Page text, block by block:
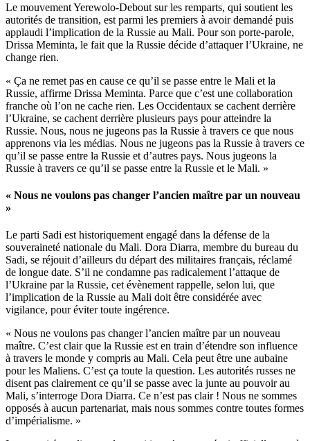
à
l’attaque
russe
en
Le mouvement Yerewolo-Debout sur les remparts, qui soutient les
autorités de transition, est parmi les premiers à avoir demandé puis
applaudi l’implication de la Russie au Mali. Pour son porte-parole,
Drissa Meminta, le fait que la Russie décide d’attaquer l’Ukraine, ne
change rien.
« Ça ne remet pas en cause ce qu’il se passe entre le Mali et la
Russie, affirme Drissa Meminta. Parce que c’est une collaboration
franche où l’on ne cache rien. Les Occidentaux se cachent derrière
l’Ukraine, se cachent derrière plusieurs pays pour atteindre la
Russie. Nous, nous ne jugeons pas la Russie à travers ce que nous
apprenons via les médias. Nous ne jugeons pas la Russie à travers ce
qu’il se passe entre la Russie et d’autres pays. Nous jugeons la
Russie à travers ce qu’il se passe entre la Russie et le Mali. »
« Nous ne voulons pas changer l’ancien maître par un nouveau
»
Le parti Sadi est historiquement engagé dans la défense de la
souveraineté nationale du Mali. Dora Diarra, membre du bureau du
Sadi, se réjouit d’ailleurs du départ des militaires français, réclamé
de longue date. S’il ne condamne pas radicalement l’attaque de
l’Ukraine par la Russie, cet évènement rappelle, selon lui, que
l’implication de la Russie au Mali doit être considérée avec
vigilance, pour éviter toute ingérence.
« Nous ne voulons pas changer l’ancien maître par un nouveau
maître. C’est clair que la Russie est en train d’étendre son influence
à travers le monde y compris au Mali. Cela peut être une aubaine
pour les Maliens. C’est ça toute la question. Les autorités russes ne
disent pas clairement ce qu’il se passe avec la junte au pouvoir au
Mali, s’interroge Dora Diarra. Ce n’est pas clair ! Nous ne sommes
opposés à aucun partenariat, mais nous sommes contre toutes formes
d’impérialisme. »